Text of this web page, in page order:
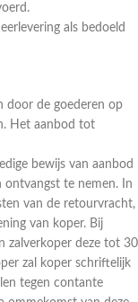
als bedoeld
door de goederen op
Het aanbod tot
bewijs van aanbod
ontvangst te nemen. In
van de retourvracht,
van koper. Bij
zalverkoper deze tot 30
zal koper schriftelijk
tegen contante